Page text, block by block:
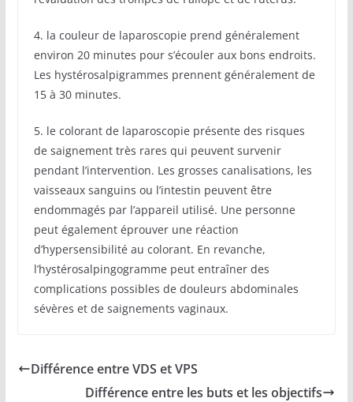
4. la couleur de laparoscopie prend généralement
environ 20 minutes pour s’écouler aux bons endroits.
Les hystérosalpigrammes prennent généralement de
15 à 30 minutes.
5. le colorant de laparoscopie présente des risques
de saignement très rares qui peuvent survenir
pendant l’intervention. Les grosses canalisations, les
vaisseaux sanguins ou l’intestin peuvent être
endommagés par l’appareil utilisé. Une personne
peut également éprouver une réaction
d’hypersensibilité au colorant. En revanche,
l’hystérosalpingogramme peut entraîner des
complications possibles de douleurs abdominales
sévères et de saignements vaginaux.
Différence entre VDS et VPS
Différence entre les buts et les objectifs